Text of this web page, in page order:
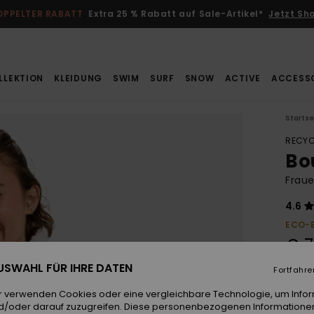
RABATT Extra 25 % Rabatt auf Sale-Artikel* Jetzt
KLEIDUNG SWIM SURF SNOW ACTIVE
4.6
ECO-
€
FÜR IHRE DATEN
verwenden Cookies oder eine vergleichbare Technologie, um
oder darauf zuzugreifen. Diese personenbezogenen